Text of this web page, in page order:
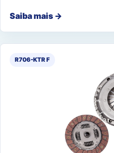
Saiba mais →
R706-KTR F